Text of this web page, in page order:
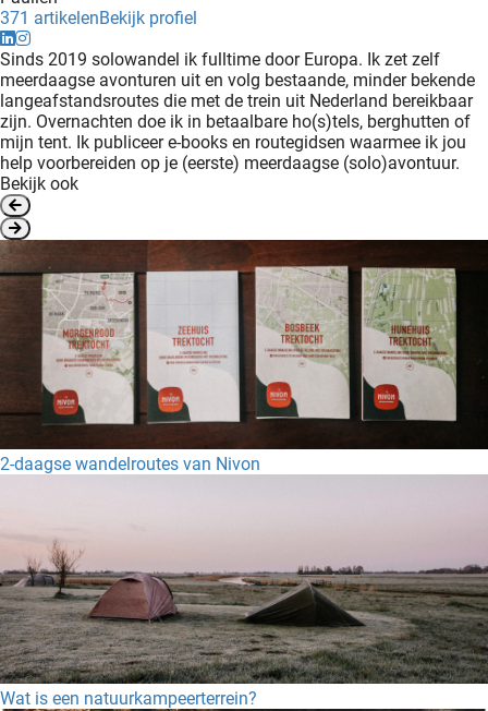
371 artikelenBekijk profiel
Sinds 2019 solowandel ik fulltime door Europa. Ik zet zelf
meerdaagse avonturen uit en volg bestaande, minder bekende
langeafstandsroutes die met de trein uit Nederland bereikbaar
zijn. Overnachten doe ik in betaalbare ho(s)tels, berghutten of
mijn tent. Ik publiceer e-books en routegidsen waarmee ik jou
help voorbereiden op je (eerste) meerdaagse (solo)avontuur.
Bekijk ook
2-daagse wandelroutes van Nivon
Wat is een natuurkampeerterrein?